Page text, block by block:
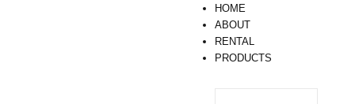
HOME
ABOUT
RENTAL
PRODUCTS